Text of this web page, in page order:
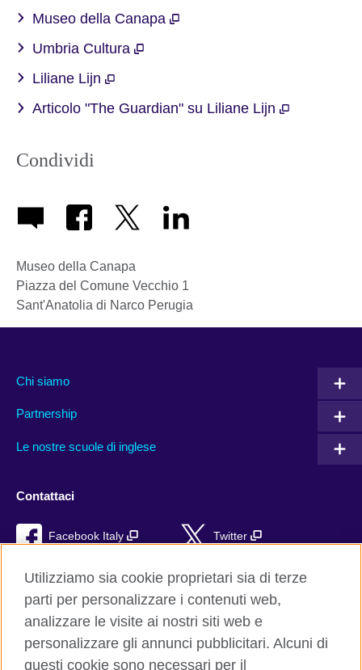
Museo della Canapa
Umbria Cultura
Liliane Lijn
Articolo "The Guardian" su Liliane Lijn
Condividi
Museo della Canapa
Piazza del Comune Vecchio 1
Sant'Anatolia di Narco Perugia
Chi siamo
Partnership
Le nostre scuole di inglese
Contattaci
Facebook Italy Twitter
YouTube TikTok
RSS
Utilizziamo sia cookie proprietari sia di terze
parti per personalizzare i contenuti web,
analizzare le visite ai nostri siti web e
personalizzare gli annunci pubblicitari. Alcuni di
questi cookie sono necessari per il